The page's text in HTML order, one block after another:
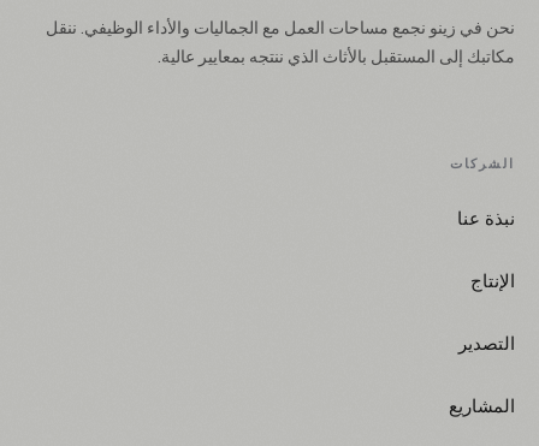
نحن في زينو نجمع مساحات العمل مع الجماليات والأداء الوظيفي. ننقل
مكاتبك إلى المستقبل بالأثاث الذي ننتجه بمعايير عالية.
الشركات
نبذة عنا
الإنتاج
التصدير
المشاريع